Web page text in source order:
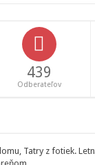
439
Odberateľov
Tatry z fotiek.